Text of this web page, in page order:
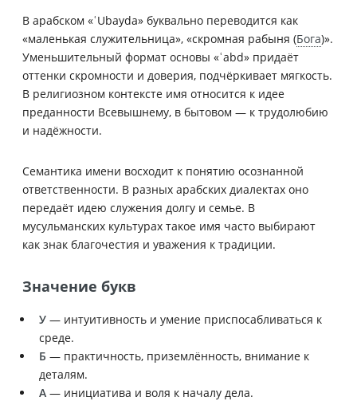
В арабском «ʿUbayda» буквально переводится как
«маленькая служительница», «скромная рабыня (Бога)».
Уменьшительный формат основы «ʿabd» придаёт
оттенки скромности и доверия, подчёркивает мягкость.
В религиозном контексте имя относится к идее
преданности Всевышнему, в бытовом — к трудолюбию
и надёжности.
Семантика имени восходит к понятию осознанной
ответственности. В разных арабских диалектах оно
передаёт идею служения долгу и семье. В
мусульманских культурах такое имя часто выбирают
как знак благочестия и уважения к традиции.
Значение букв
У — интуитивность и умение приспосабливаться к
среде.
Б — практичность, приземлённость, внимание к
деталям.
А — инициатива и воля к началу дела.